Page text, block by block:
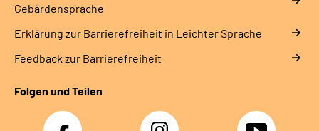
Gebärdensprache
Erklärung zur Barrierefreiheit in Leichter Sprache
Feedback zur Barrierefreiheit
Folgen und Teilen
Facebook Instagram YouTube